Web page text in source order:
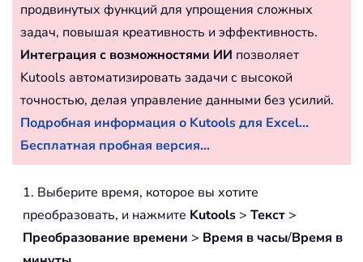
продвинутых функций для упрощения сложных
задач, повышая креативность и эффективность.
Интеграция с возможностями ИИ позволяет
Kutools автоматизировать задачи с высокой
точностью, делая управление данными без усилий.
Подробная информация о Kutools для Excel...
Бесплатная пробная версия...
1. Выберите время, которое вы хотите
преобразовать, и нажмите Kutools > Текст >
Преобразование времени > Время в часы/Время в